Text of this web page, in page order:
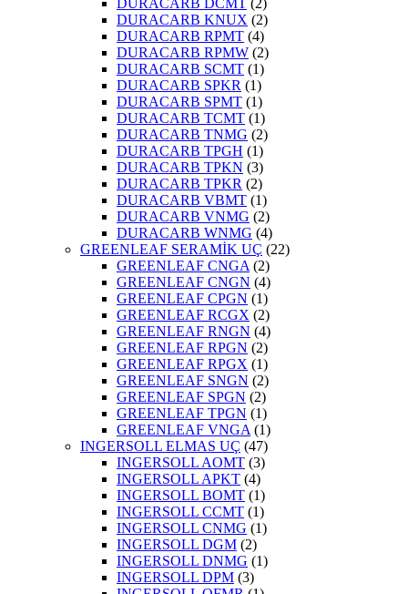
DURACARB DCMT (2)
DURACARB KNUX (2)
DURACARB RPMT (4)
DURACARB RPMW (2)
DURACARB SCMT (1)
DURACARB SPKR (1)
DURACARB SPMT (1)
DURACARB TCMT (1)
DURACARB TNMG (2)
DURACARB TPGH (1)
DURACARB TPKN (3)
DURACARB TPKR (2)
DURACARB VBMT (1)
DURACARB VNMG (2)
DURACARB WNMG (4)
GREENLEAF SERAMİK UÇ (22)
GREENLEAF CNGA (2)
GREENLEAF CNGN (4)
GREENLEAF CPGN (1)
GREENLEAF RCGX (2)
GREENLEAF RNGN (4)
GREENLEAF RPGN (2)
GREENLEAF RPGX (1)
GREENLEAF SNGN (2)
GREENLEAF SPGN (2)
GREENLEAF TPGN (1)
GREENLEAF VNGA (1)
INGERSOLL ELMAS UÇ (47)
INGERSOLL AOMT (3)
INGERSOLL APKT (4)
INGERSOLL BOMT (1)
INGERSOLL CCMT (1)
INGERSOLL CNMG (1)
INGERSOLL DGM (2)
INGERSOLL DNMG (1)
INGERSOLL DPM (3)